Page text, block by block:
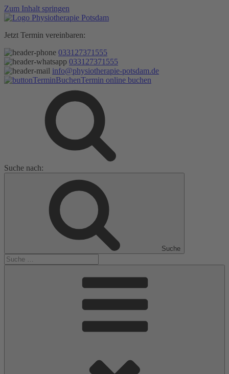
Zum Inhalt springen
Jetzt Termin vereinbaren:
033127371555
033127371555
info@physiotherapie-potsdam.de
Termin online buchen
Suche nach:
Suche